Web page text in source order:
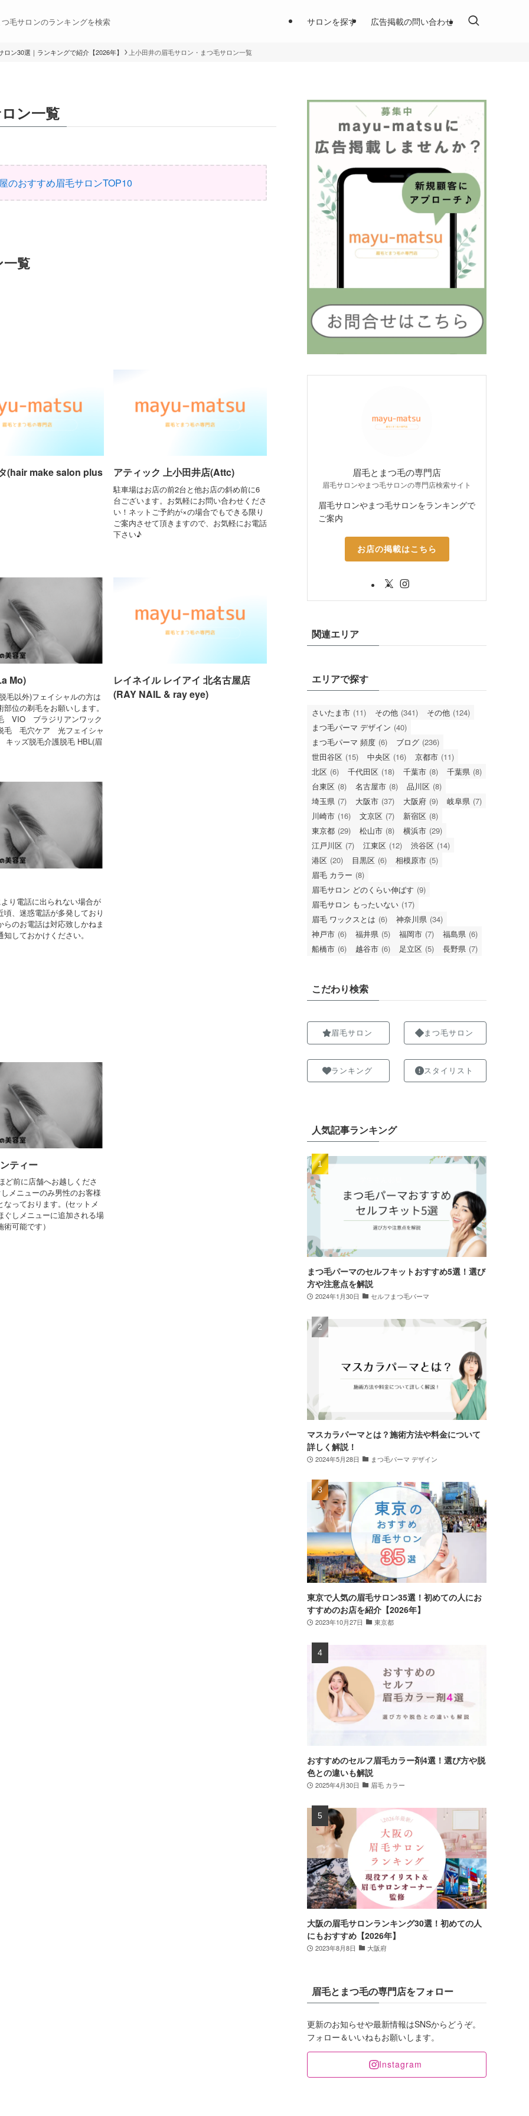
毛サロンのランキングを検索 サロンを探す 広告掲載の問い合わせ
ン30選｜ランキングで紹介【2026年】 上小田井の眉毛サロン・まつ毛サロン一覧
ン一覧
のおすすめ眉毛サロンTOP10
覧
(hair make salon plus アティック 上小田井店(Attc)
駐車場はお店の前2台と他お店の斜め前に6
台ございます。お気軽にお問い合わせくださ
い！ネットご予約が×の場合でもできる限り
ご案内させて頂きますので、お気軽にお電話
下さい♪
Mo)
毛以外)フェイシャルの方は
位の剃毛をお願いします。
VIO ブラジリアンワック
毛 毛穴ケア 光フェイシャ
ッズ脱毛介護脱毛 HBL(眉
レイネイル レイアイ 北名古屋店
(RAY NAIL & ray eye)
り電話に出られない場合が
頃、迷惑電話が多発しており
らのお電話は対応致しかねま
しておかけください。
ティー
ど前に店舗へお越しくださ
メニューのみ男性のお客様
なっております。(セットメ
ぐしメニューに追加される場
可能です）
眉毛とまつ毛の専門店
眉毛サロンやまつ毛サロンの専門店検索サイト
眉毛サロンやまつ毛サロンをランキングで
ご案内
お店の掲載はこちら
関連エリア
エリアで探す
さいたま市 (11) その他 (341) その他 (124)
まつ毛パーマ デザイン (40)
まつ毛パーマ 頻度 (6) ブログ (236)
世田谷区 (15) 中央区 (16) 京都市 (11)
北区 (6) 千代田区 (18) 千葉市 (8) 千葉県 (8)
台東区 (8) 名古屋市 (8) 品川区 (8)
埼玉県 (7) 大阪市 (37) 大阪府 (9) 岐阜県 (7)
川崎市 (16) 文京区 (7) 新宿区 (8)
東京都 (29) 松山市 (8) 横浜市 (29)
江戸川区 (7) 江東区 (12) 渋谷区 (14)
港区 (20) 目黒区 (6) 相模原市 (5)
眉毛 カラー (8)
眉毛サロン どのくらい伸ばす (9)
眉毛サロン もったいない (17)
眉毛 ワックスとは (6) 神奈川県 (34)
神戸市 (6) 福井県 (5) 福岡市 (7) 福島県 (6)
船橋市 (6) 越谷市 (6) 足立区 (5) 長野県 (7)
こだわり検索
眉毛サロン
ランキング
まつ毛サロン
スタイリスト
人気記事ランキング
まつ毛パーマのセルフキットおすすめ5選！選び
方や注意点を解説
2024年1月30日 セルフまつ毛パーマ
マスカラパーマとは？施術方法や料金について
詳しく解説！
2024年5月28日 まつ毛パーマ デザイン
東京で人気の眉毛サロン35選！初めての人にお
すすめのお店を紹介【2026年】
2023年10月27日 東京都
おすすめのセルフ眉毛カラー剤4選！選び方や脱
色との違いも解説
2025年4月30日 眉毛 カラー
大阪の眉毛サロンランキング30選！初めての人
にもおすすめ【2026年】
2023年8月8日 大阪府
眉毛とまつ毛の専門店をフォロー
更新のお知らせや最新情報はSNSからどうぞ。
フォロー＆いいねもお願いします。
Instagram